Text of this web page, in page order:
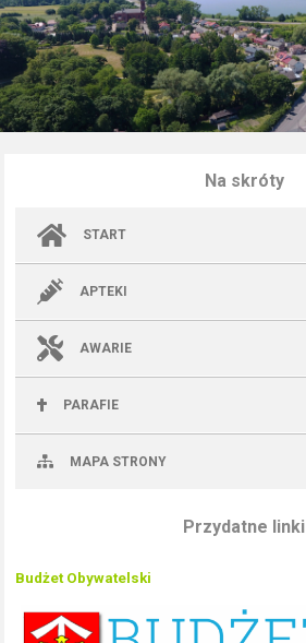
Na skróty
START
APTEKI
AWARIE
PARAFIE
MAPA STRONY
Przydatne linki
Budżet Obywatelski